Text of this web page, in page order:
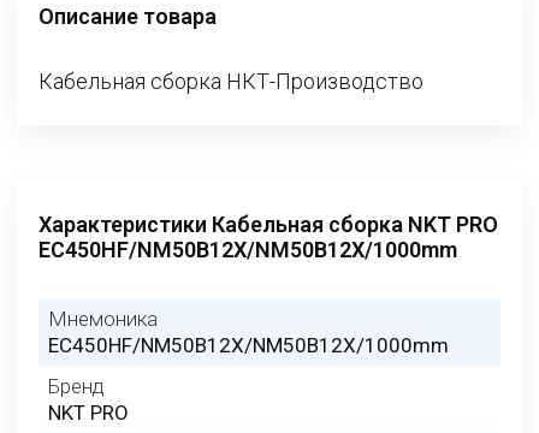
Описание товара
Кабельная сборка НКТ-Производство
Характеристики Кабельная сборка NKT PRO
EC450HF/NM50B12X/NM50B12X/1000mm
Мнемоника
EC450HF/NM50B12X/NM50B12X/1000mm
Бренд
NKT PRO